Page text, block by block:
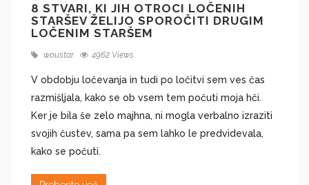
8 STVARI, KI JIH OTROCI LOČENIH
STARŠEV ŽELIJO SPOROČITI DRUGIM
LOČENIM STARŠEM
woustar 4962 Views
V obdobju ločevanja in tudi po ločitvi sem ves čas
razmišljala, kako se ob vsem tem počuti moja hči.
Ker je bila še zelo majhna, ni mogla verbalno izraziti
svojih čustev, sama pa sem lahko le predvidevala,
kako se počuti.